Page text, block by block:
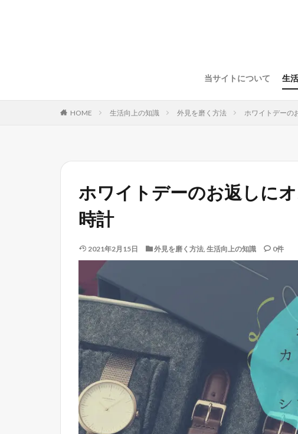
当サイトについて 生
外
節
セ
HOME 生活向上の知識 外見を磨く方法 ホワイトデーの
ホワイトデーのお返しに
時計
2021年2月15日 外見を磨く方法, 生活向上の知識 0件